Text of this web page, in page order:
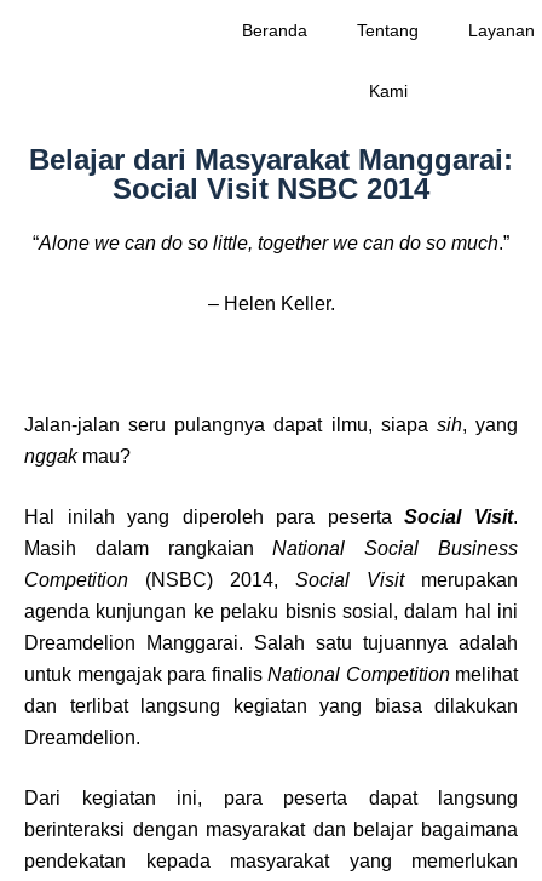
Beranda Tentang
Kami
Layanan
Belajar dari Masyarakat Manggarai:
Social Visit NSBC 2014
“Alone we can do so little, together we can do so much.”
– Helen Keller.
Jalan-jalan seru pulangnya dapat ilmu, siapa sih, yang
nggakmau?
Hal inilah yang diperoleh para pesertaSocial Visit.
Masih dalam rangkaianNational Social Business
Competition (NSBC) 2014, Social Visitmerupakan
agenda kunjungan ke pelaku bisnis sosial, dalam hal ini
Dreamdelion Manggarai. Salah satu tujuannya adalah
untuk mengajak para finalis National Competitionmelihat
dan terlibat langsung kegiatan yang biasa dilakukan
Dreamdelion.
Dari kegiatan ini, para peserta dapat langsung
berinteraksi dengan masyarakat dan belajar bagaimana
pendekatan kepada masyarakat yang memerlukan